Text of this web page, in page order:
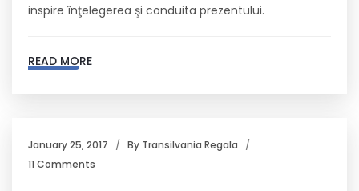
inspire înţelegerea şi conduita prezentului.
READ MORE
January 25, 2017 By Transilvania Regala
11 Comments